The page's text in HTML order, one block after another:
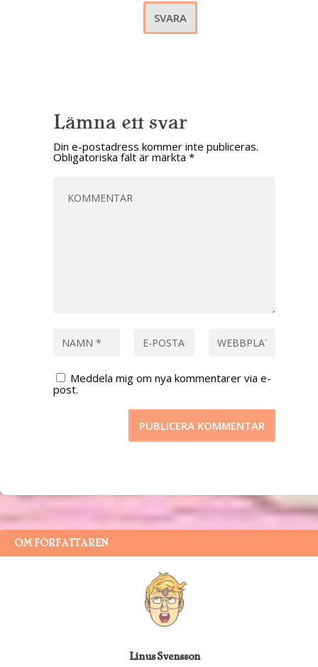
SVARA
Lämna ett svar
Din e-postadress kommer inte publiceras.
Obligatoriska fält är märkta *
Meddela mig om nya kommentarer via e-
post.
OM FÖRFATTAREN
Linus Svensson